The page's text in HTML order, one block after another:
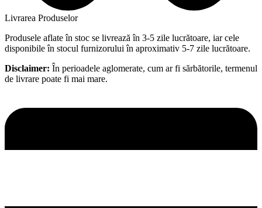
Livrarea Produselor
Produsele aflate în stoc se livrează în 3-5 zile lucrătoare, iar cele
disponibile în stocul furnizorului în aproximativ 5-7 zile lucrătoare.
Disclaimer: În perioadele aglomerate, cum ar fi sărbătorile, termenul
de livrare poate fi mai mare.